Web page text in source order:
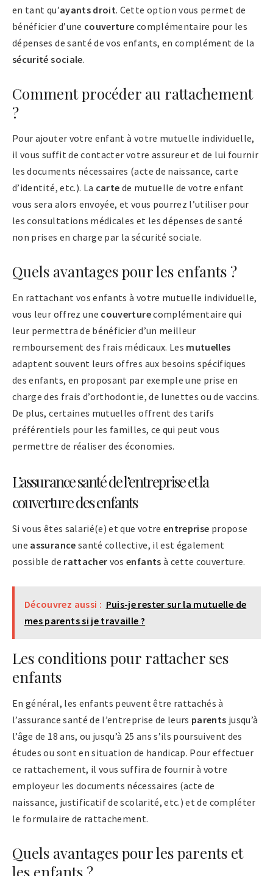
en tant qu’ayants droit. Cette option vous permet de
bénéficier d’une couverture complémentaire pour les
dépenses de santé de vos enfants, en complément de la
sécurité sociale.
Comment procéder au rattachement
?
Pour ajouter votre enfant à votre mutuelle individuelle,
il vous suffit de contacter votre assureur et de lui fournir
les documents nécessaires (acte de naissance, carte
d’identité, etc.). La carte de mutuelle de votre enfant
vous sera alors envoyée, et vous pourrez l’utiliser pour
les consultations médicales et les dépenses de santé
non prises en charge par la sécurité sociale.
Quels avantages pour les enfants ?
En rattachant vos enfants à votre mutuelle individuelle,
vous leur offrez une couverturecomplémentaire qui
leur permettra de bénéficier d’un meilleur
remboursement des frais médicaux. Les mutuelles
adaptent souvent leurs offres aux besoins spécifiques
des enfants, en proposant par exemple une prise en
charge des frais d’orthodontie, de lunettes ou de vaccins.
De plus, certaines mutuelles offrent des tarifs
préférentiels pour les familles, ce qui peut vous
permettre de réaliser des économies.
L’assurance santé de l’entreprise et la
couverture des enfants
Si vous êtes salarié(e) et que votre entreprise propose
une assurance santé collective, il est également
possible de rattacher vosenfants à cette couverture.
Découvrez aussi : Puis-je rester sur la mutuelle de
mes parents si je travaille ?
Les conditions pour rattacher ses
enfants
En général, les enfants peuvent être rattachés à
l’assurance santé de l’entreprise de leurs parents jusqu’à
l’âge de 18 ans, ou jusqu’à 25 ans s’ils poursuivent des
études ou sont en situation de handicap. Pour effectuer
ce rattachement, il vous suffira de fournir à votre
employeur les documents nécessaires (acte de
naissance, justificatif de scolarité, etc.) et de compléter
le formulaire de rattachement.
Quels avantages pour les parents et
les enfants ?